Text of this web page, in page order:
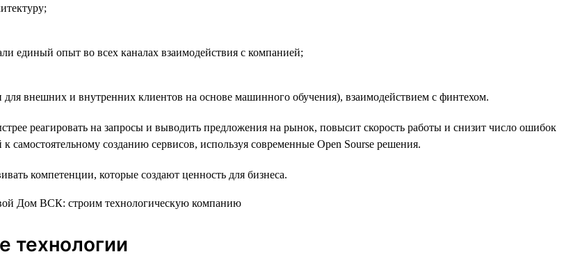
единый опыт во всех каналах взаимодействия с компанией;
внешних и внутренних клиентов на основе машинного обучения), взаимодействием с финтехом.
реагировать на запросы и выводить предложения на рынок, повысит скорость работы и снизит число ошибок
созданию сервисов, используя современные Open Sourse решения.
компетенции, которые создают ценность для бизнеса.
технологии